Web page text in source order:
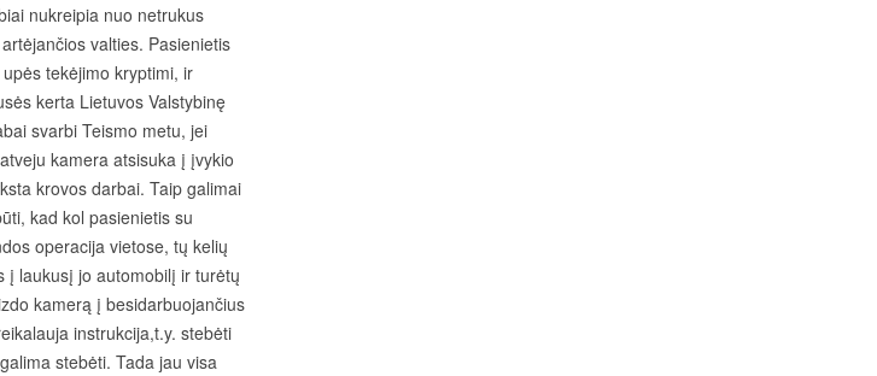
nukreipia nuo netrukus
valties. Pasienietis
tekėjimo kryptimi, ir
kerta Lietuvos Valstybinę
svarbi Teismo metu, jei
kamera atsisuka į įvykio
krovos darbai. Taip galimai
kad kol pasienietis su
operacija vietose, tų kelių
į laukusį jo automobilį ir turėtų
kamerą į besidarbuojančius
instrukcija,t.y. stebėti
stebėti. Tada jau visa